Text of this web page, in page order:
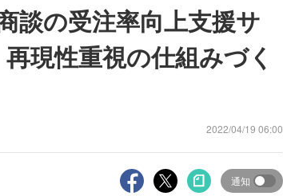
談の受注率向上支援サ
現性重視の仕組みづく
2022/04/19 06:00
通知